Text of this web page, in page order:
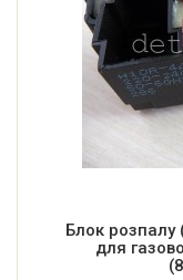
Блок
для